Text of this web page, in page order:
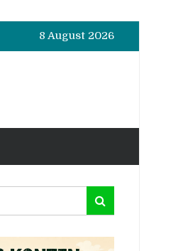
8 August 2026
Search